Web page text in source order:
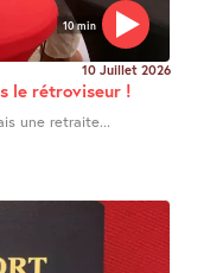
10 min
10 Juillet 2026
le rétroviseur !
une retraite...